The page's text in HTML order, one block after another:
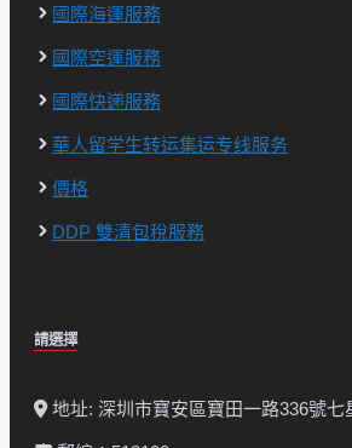
國際海運服務
國際空運服務
國際快递服務
華人留学生转运集运专线服务
價格
DDP 雙清包稅服務
請選擇
地址: 深圳市寶安區寶田一路336號七